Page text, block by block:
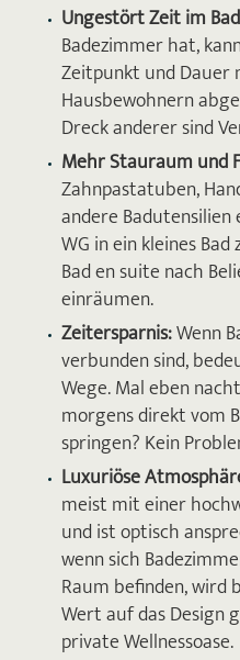
Ungestört Zeit im
Badezimmer hat,
Zeitpunkt und Dauer
Hausbewohnern
Dreck anderer sind
Mehr Stauraum und
Zahnpastatuben,
andere
WG in ein kleines
Bad en suite nach
einräumen.
Zeitersparnis:Wenn
verbunden sind,
Wege. Mal eben
morgens direkt vom
springen? Kein
Luxuriöse
meist mit einer
und ist optisch
wenn sich
Raum befinden, wird
Wert auf das Design
private Wellnessoase.